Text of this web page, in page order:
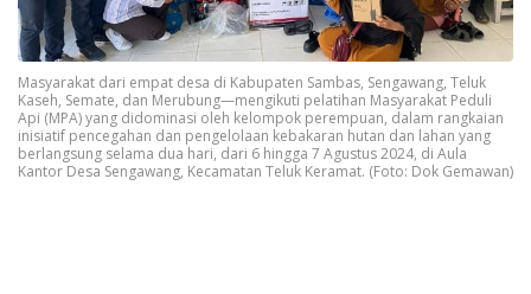
Masyarakat dari empat desa di Kabupaten Sambas, Sengawang, Teluk
Kaseh, Semate, dan Merubung—mengikuti pelatihan Masyarakat Peduli
Api (MPA) yang didominasi oleh kelompok perempuan, dalam rangkaian
inisiatif pencegahan dan pengelolaan kebakaran hutan dan lahan yang
berlangsung selama dua hari, dari 6 hingga 7 Agustus 2024, di Aula
Kantor Desa Sengawang, Kecamatan Teluk Keramat. (Foto: Dok Gemawan)